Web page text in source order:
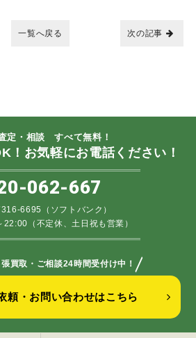
次の記事
一覧へ戻る
定・相談 すべて無料！
！お気軽にお電話ください！
062-667
6695（ソフトバンク）
22:00（不定休、土日祝も営業）
買取・ご相談24時間受付け中！ ／
頼・お問い合わせはこちら